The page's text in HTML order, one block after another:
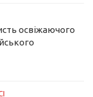
освіжаючого